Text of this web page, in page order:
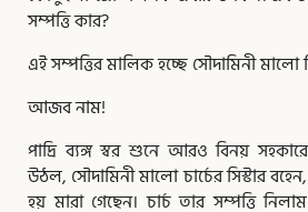
সম্পত্তি কার?
এই সম্পত্তির মালিক হচ্ছে সৌদামিনী মালাে
আজব নাম!
পাদ্রি ব্যঙ্গ স্বর শুনে আরও বিনয়
উঠল, সৌদামিনী মালাে চার্চের সিস্টার
হয় মারা গেছেন। চার্চ তার সম্পত্তি